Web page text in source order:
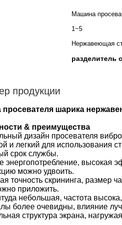
Машина
1~5
Нержавеющая
разделитель
продукции
просевателя шарика
& преимущества
дизайн просевателя
и легкий для использования
срок службы.
энергопотребление, высокая
можно удвоить.
точность скрининга, размер
приложить.
небольшая, частота
более очевидны, влияние
структура экрана,